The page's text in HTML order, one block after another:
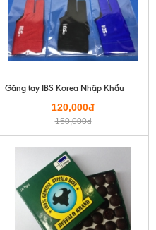
Găng tay IBS Korea Nhập Khẩu
120,000đ
150,000đ